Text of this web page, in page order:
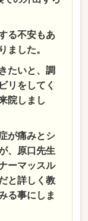
る不安もあ
ました。
たいと、調
リをしてく
院しまし
が痛みとシ
、原口先生
ーマッスル
と詳しく教
る事にしま